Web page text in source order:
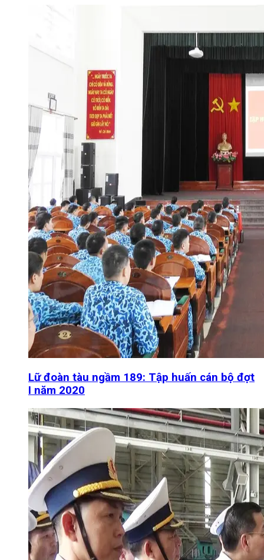
Lữ đoàn tàu ngầm 189: Tập huấn cán bộ đợt
I năm 2020